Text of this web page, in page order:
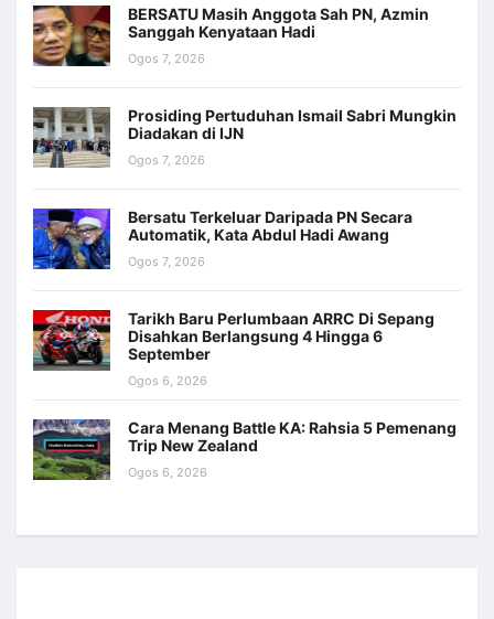
BERSATU Masih Anggota Sah PN, Azmin
Sanggah Kenyataan Hadi
Ogos 7, 2026
Prosiding Pertuduhan Ismail Sabri Mungkin
Diadakan di IJN
Ogos 7, 2026
Bersatu Terkeluar Daripada PN Secara
Automatik, Kata Abdul Hadi Awang
Ogos 7, 2026
Tarikh Baru Perlumbaan ARRC Di Sepang
Disahkan Berlangsung 4 Hingga 6
September
Ogos 6, 2026
Cara Menang Battle KA: Rahsia 5 Pemenang
Trip New Zealand
Ogos 6, 2026